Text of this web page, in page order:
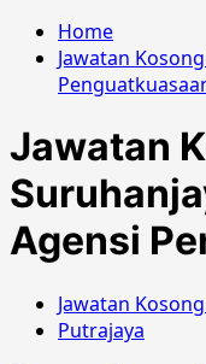
Home
Jawatan
Jawatan
Agensi
Jawatan
Putrajaya